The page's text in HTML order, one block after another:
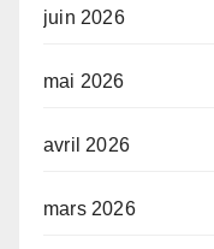
juin 2026
mai 2026
avril 2026
mars 2026